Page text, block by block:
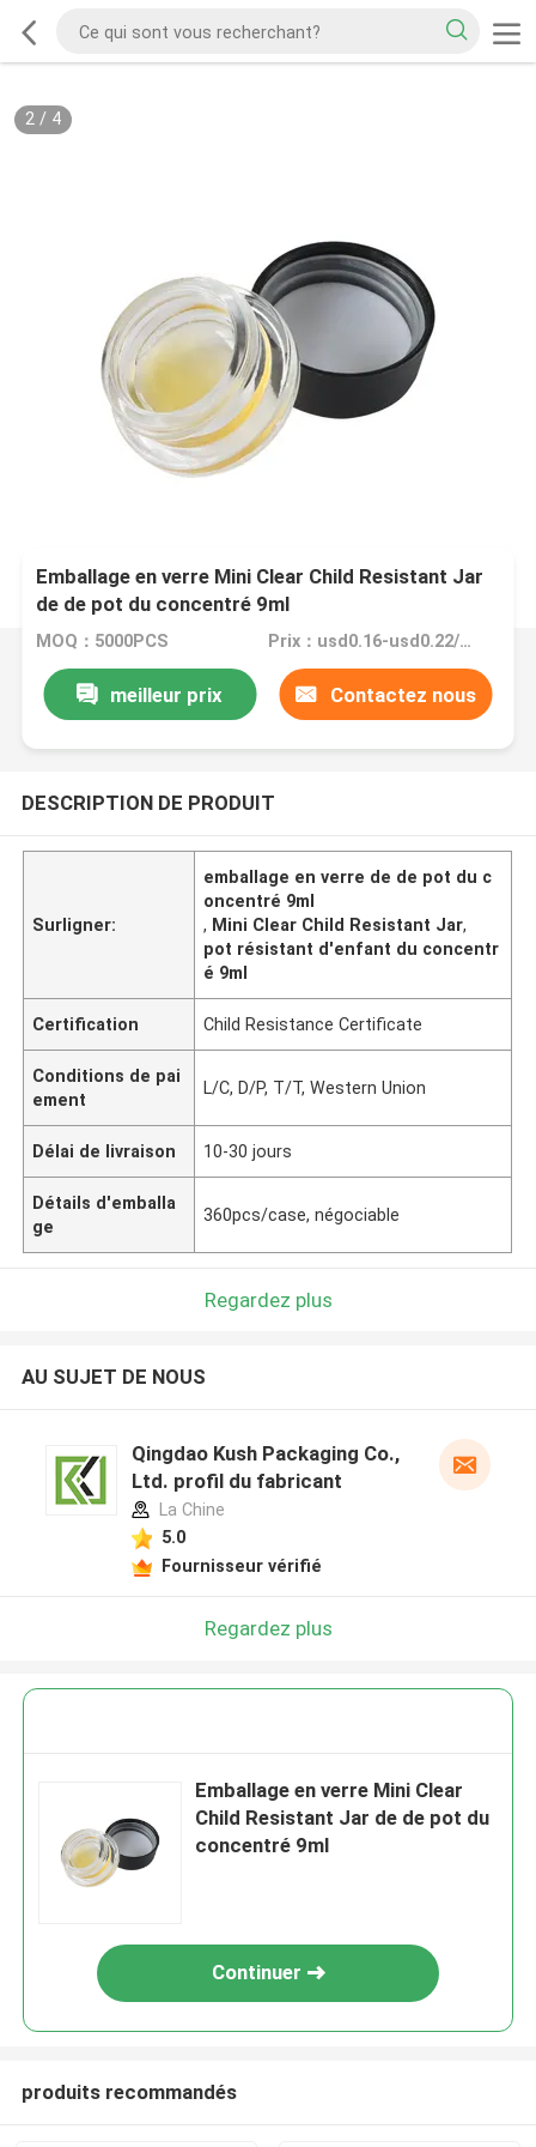
2/ 4
Emballage en verre Mini Clear Child Resistant Jar
de de pot du concentré 9ml
MOQ：5000PCS Prix：usd0.16-usd0.22/pc FOB China without Logo
meilleur prix Contactez nous
DESCRIPTION DE PRODUIT
Surligner:
emballage en verre de de pot du c
oncentré 9ml
, Mini Clear Child Resistant Jar,
pot résistant d'enfant du concentr
é 9ml
Certification Child Resistance Certificate
Conditions de pai
ement
L/C, D/P, T/T, Western Union
Délai de livraison 10-30 jours
Détails d'emballa
ge
360pcs/case, négociable
Regardez plus
AU SUJET DE NOUS
Qingdao Kush Packaging Co.,
Ltd. profil du fabricant
La Chine
5.0
Fournisseur vérifié
Regardez plus
Emballage en verre Mini Clear
Child Resistant Jar de de pot du
concentré 9ml
Continuer
produits recommandés